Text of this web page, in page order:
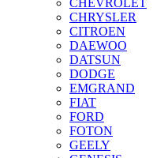
CHEVROLET
CHRYSLER
CITROEN
DAEWOO
DATSUN
DODGE
EMGRAND
FIAT
FORD
FOTON
GEELY